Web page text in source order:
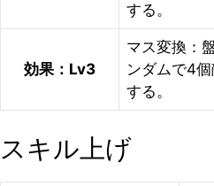
する。
効果：Lv3
マス変換：
ンダムで4
する。
スキル上げ